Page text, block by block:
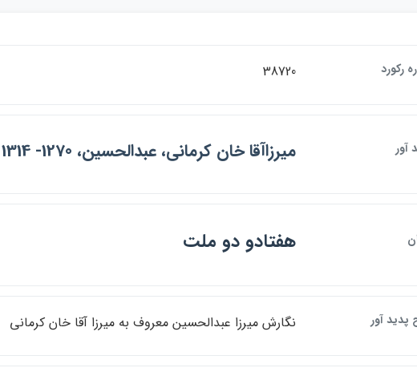
ركورد 38720
آور ميرزاآقا خان كرماني، عبدالحسين، 1270- 1314 ق
هفتادو دو ملت
آور نگارش ميرزا عبدالحسين معروف به ميرزا آقا خان كرماني